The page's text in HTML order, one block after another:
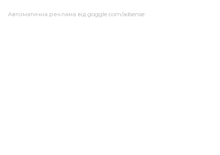
Автоматична реклама від goggle.com/adsense: